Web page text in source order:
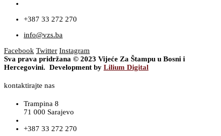
+387 33 272 270
info@vzs.ba
Facebook Twitter Instagram
Sva prava pridržana © 2023 Vijeće Za Štampu u Bosni i
Hercegovini. Development by Lilium Digital
kontaktirajte nas
Trampina 8
71 000 Sarajevo
+387 33 272 270